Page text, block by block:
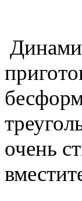
очень